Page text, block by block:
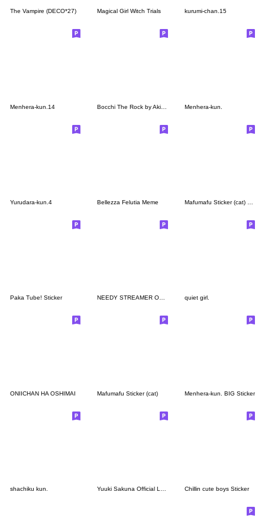
The Vampire (DECO*27) Magical Girl Witch Trials kurumi-chan.15
Menhera-kun.14 Menhera-kun.
Yurudara-kun.4 Bellezza Felutia Meme
Paka Tube! Sticker NEEDY STREAMER OVERLOAD quiet girl.
ONIICHAN HA OSHIMAI Mafumafu Sticker (cat) Menhera-kun. BIG Sticker
shachiku kun. Chillin cute boys Sticker